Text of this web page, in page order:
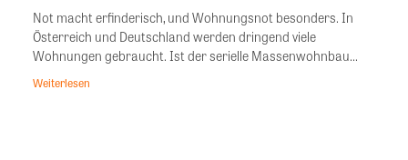
Not macht erfinderisch, und Wohnungsnot besonders. In
Österreich und Deutschland werden dringend viele
Wohnungen gebraucht. Ist der serielle Massenwohnbau...
Weiterlesen